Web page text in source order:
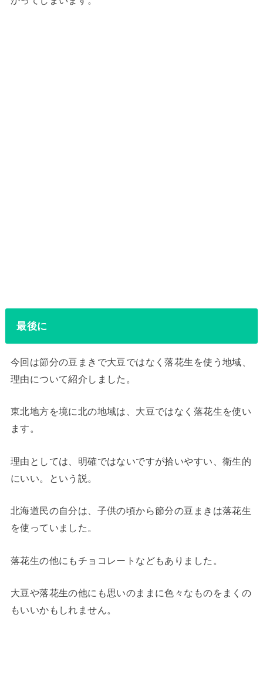
最後に
今回は節分の豆まきで大豆ではなく落花生を使う地域、
理由について紹介しました。
東北地方を境に北の地域は、大豆ではなく落花生を使い
ます。
理由としては、明確ではないですが拾いやすい、衛生的
にいい。という説。
北海道民の自分は、子供の頃から節分の豆まきは落花生
を使っていました。
落花生の他にもチョコレートなどもありました。
大豆や落花生の他にも思いのままに色々なものをまくの
もいいかもしれません。